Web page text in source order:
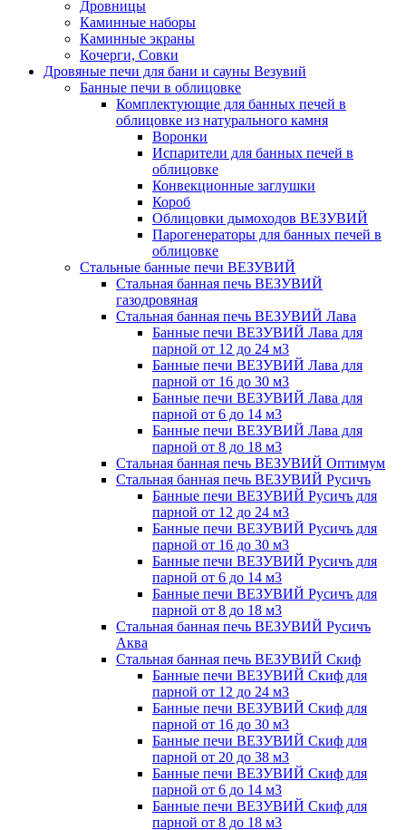
Дровницы
Каминные наборы
Каминные экраны
Кочерги, Совки
Дровяные печи для бани и сауны Везувий
Банные печи в облицовке
Комплектующие для банных печей в
облицовке из натурального камня
Воронки
Испарители для банных печей в
облицовке
Конвекционные заглушки
Короб
Облицовки дымоходов ВЕЗУВИЙ
Парогенераторы для банных печей в
облицовке
Стальные банные печи ВЕЗУВИЙ
Стальная банная печь ВЕЗУВИЙ
газодровяная
Стальная банная печь ВЕЗУВИЙ Лава
Банные печи ВЕЗУВИЙ Лава для
парной от 12 до 24 м3
Банные печи ВЕЗУВИЙ Лава для
парной от 16 до 30 м3
Банные печи ВЕЗУВИЙ Лава для
парной от 6 до 14 м3
Банные печи ВЕЗУВИЙ Лава для
парной от 8 до 18 м3
Стальная банная печь ВЕЗУВИЙ Оптимум
Стальная банная печь ВЕЗУВИЙ Русичъ
Банные печи ВЕЗУВИЙ Русичъ для
парной от 12 до 24 м3
Банные печи ВЕЗУВИЙ Русичъ для
парной от 16 до 30 м3
Банные печи ВЕЗУВИЙ Русичъ для
парной от 6 до 14 м3
Банные печи ВЕЗУВИЙ Русичъ для
парной от 8 до 18 м3
Стальная банная печь ВЕЗУВИЙ Русичъ
Аква
Стальная банная печь ВЕЗУВИЙ Скиф
Банные печи ВЕЗУВИЙ Скиф для
парной от 12 до 24 м3
Банные печи ВЕЗУВИЙ Скиф для
парной от 16 до 30 м3
Банные печи ВЕЗУВИЙ Скиф для
парной от 20 до 38 м3
Банные печи ВЕЗУВИЙ Скиф для
парной от 6 до 14 м3
Банные печи ВЕЗУВИЙ Скиф для
парной от 8 до 18 м3